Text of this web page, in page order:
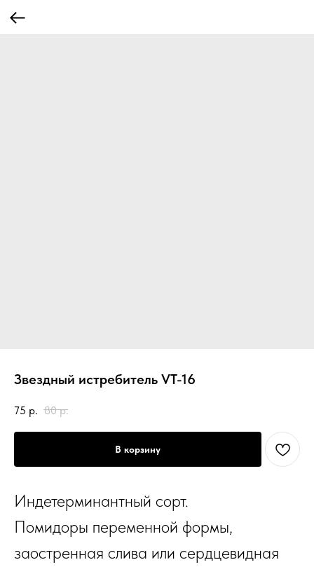
Звездный истребитель VT-16
75 р. 80 р.
В корзину
Индетерминантный сорт.
Помидоры переменной формы,
заостренная слива или сердцевидная